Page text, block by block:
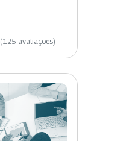
(125 avaliações)